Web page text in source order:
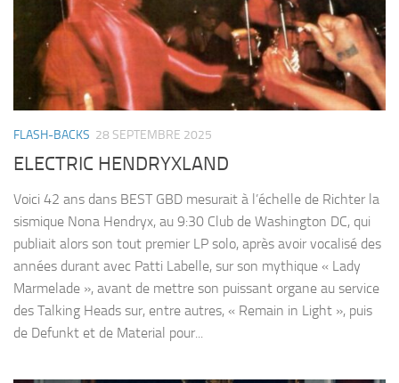
FLASH-BACKS 28 SEPTEMBRE 2025
ELECTRIC HENDRYXLAND
Voici 42 ans dans BEST GBD mesurait à l’échelle de Richter la
sismique Nona Hendryx, au 9:30 Club de Washington DC, qui
publiait alors son tout premier LP solo, après avoir vocalisé des
années durant avec Patti Labelle, sur son mythique « Lady
Marmelade », avant de mettre son puissant organe au service
des Talking Heads sur, entre autres, « Remain in Light », puis
de Defunkt et de Material pour...